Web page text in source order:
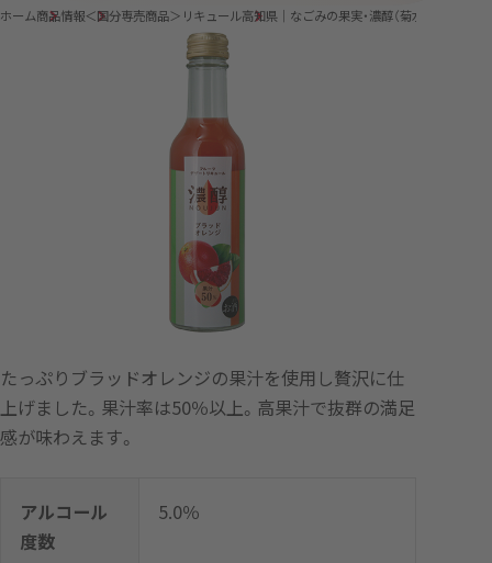
ホーム商品情報＜国分専売商品＞リキュール高知県｜なごみの果実・濃醇（菊水酒造）「濃
たっぷりブラッドオレンジの果汁を使用し贅沢に仕
上げました。果汁率は50％以上。高果汁で抜群の満足
感が味わえます。
アルコール
度数
5.0％